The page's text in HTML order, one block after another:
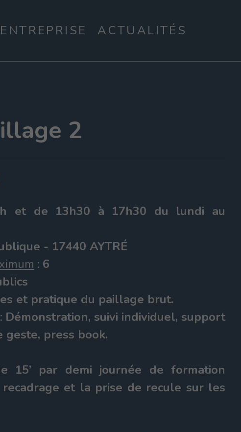
ACTUALITÉS
2
et de 13h30 à 17h30 du lundi au
- 17440 AYTRÉ
: 6
et pratique du paillage brut.
: Démonstration, suivi individuel, support
geste, press book.
15’ par demi journée de formation
recadrage et la prise de recule sur les